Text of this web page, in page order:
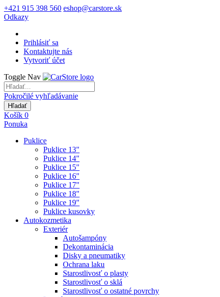
+421 915 398 560 eshop@carstore.sk
Odkazy
Prihlásiť sa
Kontaktujte nás
Vytvoriť účet
Toggle Nav
Pokročilé vyhľadávanie
Hľadať
Košík 0
Ponuka
Puklice
Puklice 13"
Puklice 14"
Puklice 15"
Puklice 16"
Puklice 17"
Puklice 18"
Puklice 19"
Puklice kusovky
Autokozmetika
Exteriér
Autošampóny
Dekontaminácia
Disky a pneumatiky
Ochrana laku
Starostlivosť o plasty
Starostlivosť o sklá
Starostlivosť o ostatné povrchy